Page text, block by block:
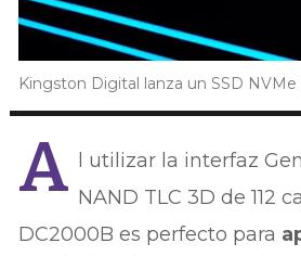
Kingston Digital lanza un SSD
A
l utilizar la interfaz
NAND TLC 3D de 112
DC2000B es perfecto para